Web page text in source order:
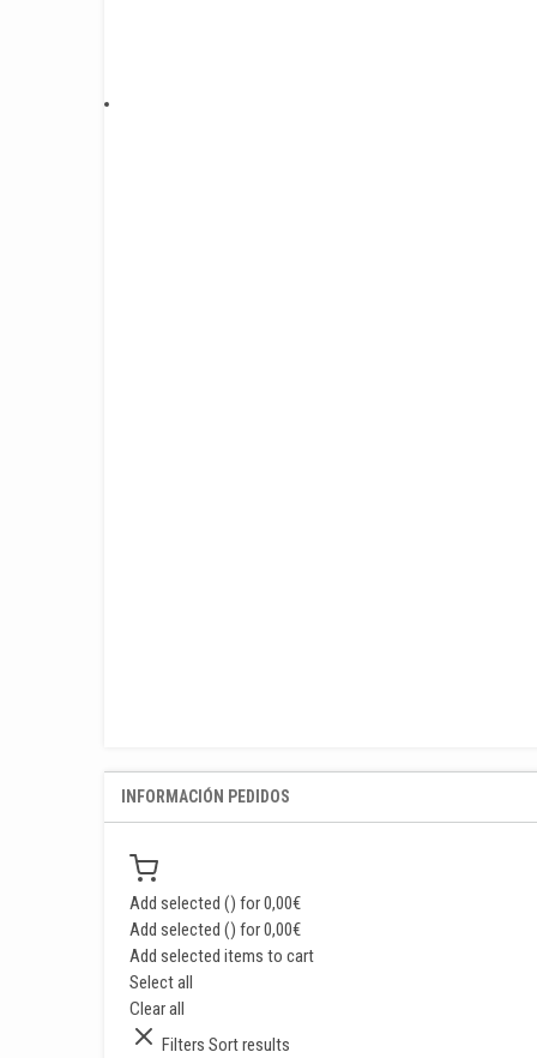
INFORMACIÓN PEDIDOS
Add selected () for0,00€
Add selected () for0,00€
Add selected items to cart
Select all
Clear all
Filters Sort results